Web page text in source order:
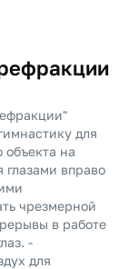
для
объекта на
вправо
чрезмерной
в работе
-
для